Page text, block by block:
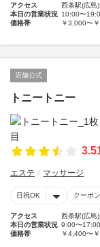
アクセス
西条駅(広島
本日の営業状況 10:00〜
価格帯
￥3,000〜
店舗公式
トニートニー
エステ マッサージ
日祝OK クーポ
アクセス
西条駅(広島
本日の営業状況 9:00〜17:00
価格帯
￥4,400〜